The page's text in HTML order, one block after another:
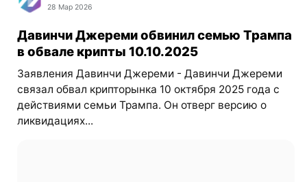
28 Мар 2026
Давинчи Джереми обвинил семью Трампа
в обвале крипты 10.10.2025
Заявления Давинчи Джереми - Давинчи Джереми
связал обвал крипторынка 10 октября 2025 года с
действиями семьи Трампа. Он отверг версию о
ликвидациях...